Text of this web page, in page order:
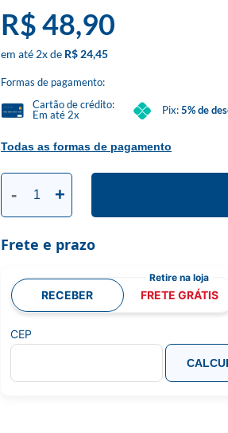
R$ 48,90
2x R$ 24,45
Formas de pagamento:
Todas as formas de pagamento
Cartão de crédito:
Em até 2x
Pix:5% de
- +
Frete e prazo
RECEBER FRETE GRÁTIS
CEP